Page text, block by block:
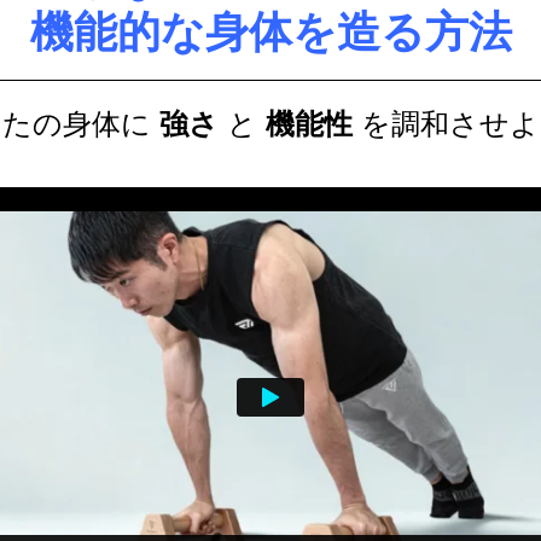
機能的な身体を造る方法
の身体に 強さ と 機能性 を調和させ